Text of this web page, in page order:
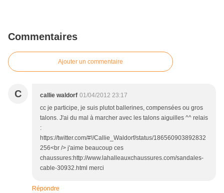
Commentaires
Ajouter un commentaire
C callie waldorf 01/04/2012 23:17
cc je participe, je suis plutot ballerines, compensées ou gros
talons. J'ai du mal à marcher avec les talons aiguilles ^^ relais
:
https://twitter.com/#!/Callie_Waldorf/status/186560903892832
256<br /> j'aime beaucoup ces
chaussures:http://www.lahalleauxchaussures.com/sandales-
cable-30932.html merci
Répondre